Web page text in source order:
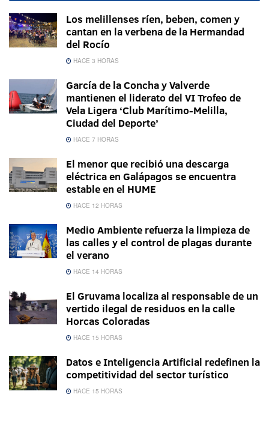
Los melillenses ríen, beben, comen y
cantan en la verbena de la Hermandad
del Rocío
HACE 3 HORAS
García de la Concha y Valverde
mantienen el liderato del VI Trofeo de
Vela Ligera ‘Club Marítimo-Melilla,
Ciudad del Deporte’
HACE 7 HORAS
El menor que recibió una descarga
eléctrica en Galápagos se encuentra
estable en el HUME
HACE 12 HORAS
Medio Ambiente refuerza la limpieza de
las calles y el control de plagas durante
el verano
HACE 14 HORAS
El Gruvama localiza al responsable de un
vertido ilegal de residuos en la calle
Horcas Coloradas
HACE 15 HORAS
Datos e Inteligencia Artificial redefinen la
competitividad del sector turístico
HACE 15 HORAS